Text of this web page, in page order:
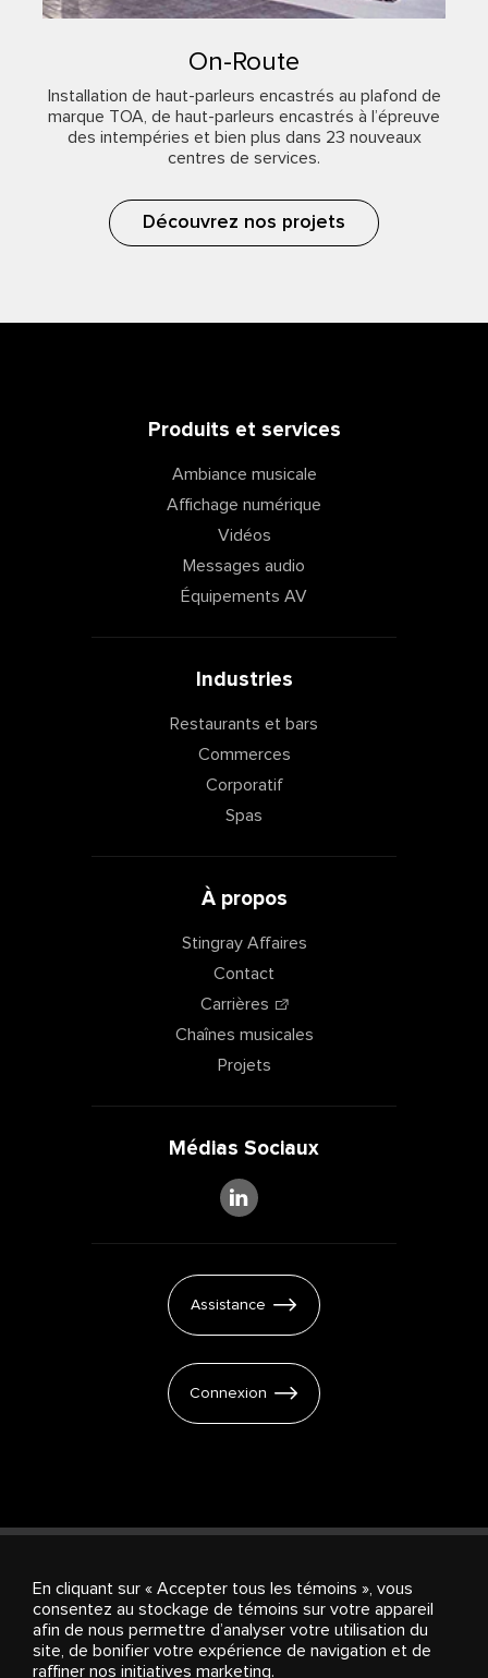
On-Route
Installation de haut-parleurs encastrés au plafond de
marque TOA, de haut-parleurs encastrés à l’épreuve
des intempéries et bien plus dans 23 nouveaux
centres de services.
Découvrez nos projets
Produits et services
Ambiance musicale
Affichage numérique
Vidéos
Messages audio
Équipements AV
Industries
Restaurants et bars
Commerces
Corporatif
Spas
À propos
Stingray Affaires
Contact
Carrières
Chaînes musicales
Projets
Médias Sociaux
Assistance
Connexion
Products & Services Investisseurs
À propos de
Stingray
Carrières Salle de presse
Paramètres
des témoins
En cliquant sur « Accepter tous les témoins », vous
consentez au stockage de témoins sur votre appareil
afin de nous permettre d’analyser votre utilisation du
site, de bonifier votre expérience de navigation et de
raffiner nos initiatives marketing.